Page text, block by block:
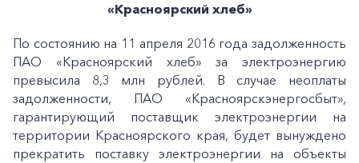
«Красноярский хлеб»
По состоянию на 11 апреля 2016 года задолженность
ПАО «Красноярский хлеб» за электроэнергию
превысила 8,3 млн рублей. В случае неоплаты
задолженности, ПАО «Красноярскэнергосбыт»,
гарантирующий поставщик электроэнергии на
территории Красноярского края, будет вынуждено
прекратить поставку электроэнергии на объекты